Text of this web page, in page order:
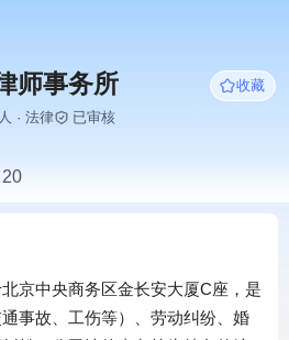
师事务所
收藏
· 法律
已审核
20
京中央商务区金长安大厦C座，是
事故、工伤等）、劳动纠纷、婚